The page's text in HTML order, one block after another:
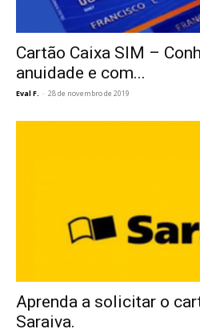
Cartão Caixa SIM –
anuidade e com...
Eval F. - 28 de novembro de 2019
Aprenda a solicitar o
Saraiva.